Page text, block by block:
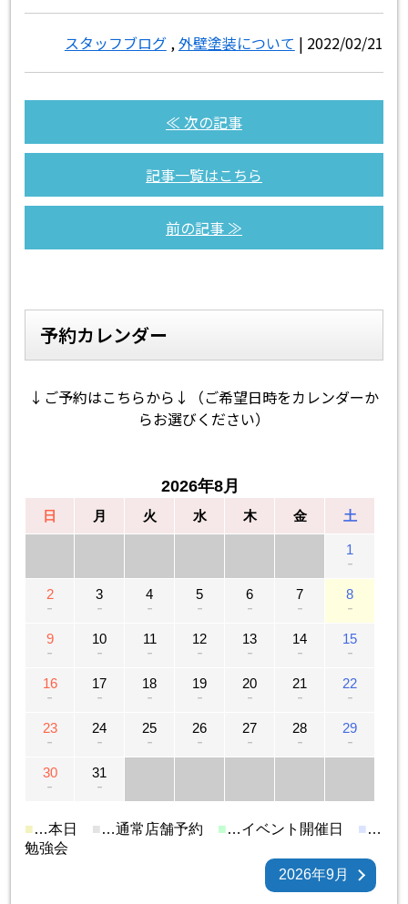
スタッフブログ,外壁塗装について | 2022/02/21
≪ 次の記事
記事一覧はこちら
前の記事 ≫
予約カレンダー
↓ご予約はこちらから↓（ご希望日時をカレンダーか
らお選びください）
2026年8月
日 月 火 水 木 金 土
1
－
2
－
3
－
4
－
5
－
6
－
7
－
8
－
9
－
10
－
11
－
12
－
13
－
14
－
15
－
16
－
17
－
18
－
19
－
20
－
21
－
22
－
23
－
24
－
25
－
26
－
27
－
28
－
29
－
30
－
31
－
■…本日 ■ …通常店舗予約 ■…イベント開催日 ■…
勉強会
2026年9月